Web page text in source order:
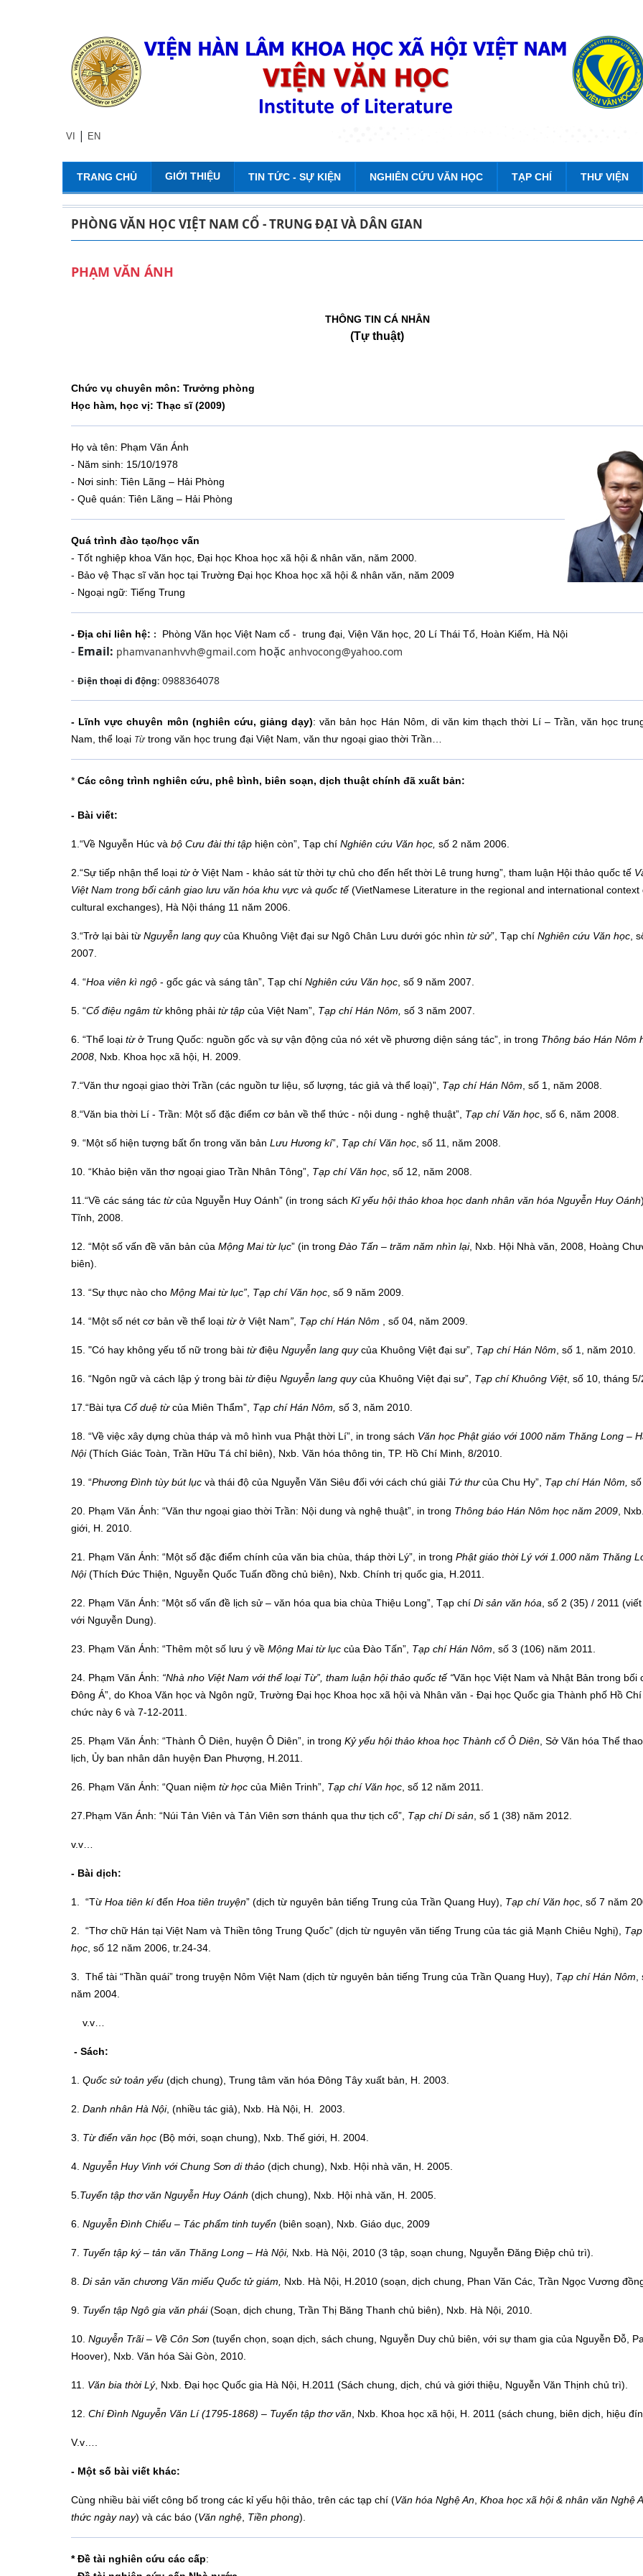
VI | EN
TRANG CHỦ GIỚI THIỆU TIN TỨC - SỰ KIỆN NGHIÊN CỨU VĂN HỌC TẠP CHÍ THƯ VIỆN
PHÒNG VĂN HỌC VIỆT NAM CỔ - TRUNG ĐẠI VÀ DÂN GIAN
PHẠM VĂN ÁNH
THÔNG TIN CÁ NHÂN
(Tự thuật)
Chức vụ chuyên môn: Trưởng phòng
Học hàm, học vị: Thạc sĩ (2009)
Họ và tên: Phạm Văn Ánh
- Năm sinh: 15/10/1978
- Nơi sinh: Tiên Lãng – Hải Phòng
- Quê quán: Tiên Lãng – Hải Phòng
Quá trình đào tạo/học vấn
- Tốt nghiệp khoa Văn học, Đại học Khoa học xã hội & nhân văn, năm 2000.
- Bảo vệ Thạc sĩ văn học tại Trường Đại học Khoa học xã hội & nhân văn, năm 2009
- Ngoại ngữ: Tiếng Trung
- Địa chỉ liên hệ: : Phòng Văn học Việt Nam cổ - trung đại, Viện Văn học, 20 Lí Thái Tổ, Hoàn Kiếm, Hà Nội
- Email: phamvananhvvh@gmail.com hoặc anhvocong@yahoo.com
- Điện thoại di động: 0988364078
- Lĩnh vực chuyên môn (nghiên cứu, giảng dạy):văn bản học Hán Nôm, di văn kim thạch thời Lí – Trần, văn học
Nam, thể loại Từtrong văn học trung đại Việt Nam, văn thư ngoại giao thời Trần…
* Các công trình nghiên cứu, phê bình, biên soạn, dịch thuật chính đã xuất bản:
- Bài viết:
1.“Về Nguyễn Húc và bộ Cưu đài thi tập hiện còn”, Tạp chí Nghiên cứu Văn học, số 2 năm 2006.
2.“Sự tiếp nhận thể loại từở Việt Nam - khảo sát từ thời tự chủ cho đến hết thời Lê trung hưng”, tham luận Hội thảo quốc tế
Việt Nam trong bối cảnh giao lưu văn hóa khu vực và quốc tế(VietNamese Literature in the regional and international context
cultural exchanges), Hà Nội tháng 11 năm 2006.
3.“Trở lại bài từ Nguyễn lang quycủa Khuông Việt đại sư Ngô Chân Lưu dưới góc nhìn từ sử”, Tạp chí Nghiên cứu Văn học ,
2007.
4. “Hoa viên kì ngộ - gốc gác và sáng tân”, Tạp chí Nghiên cứu Văn học , số 9 năm 2007.
5. “Cổ điệu ngâm từkhông phải từ tập của Việt Nam”, Tạp chí Hán Nôm, số 3 năm 2007.
6. “Thể loại từở Trung Quốc: nguồn gốc và sự vận động của nó xét về phương diện sáng tác”, in trong Thông báo Hán Nôm
2008 , Nxb. Khoa học xã hội, H. 2009.
7.“Văn thư ngoại giao thời Trần (các nguồn tư liệu, số lượng, tác giả và thể loại)”, Tạp chí Hán Nôm , số 1, năm 2008.
8.“Văn bia thời Lí - Trần: Một số đặc điểm cơ bản về thể thức - nội dung - nghệ thuật”, Tạp chí Văn học , số 6, năm 2008.
9. “Một số hiện tượng bất ổn trong văn bản Lưu Hương kí”, Tạp chí Văn học , số 11, năm 2008.
10. “Khảo biện văn thơ ngoại giao Trần Nhân Tông”, Tạp chí Văn học , số 12, năm 2008.
11.“Về các sáng tác từcủa Nguyễn Huy Oánh” (in trong sách Kỉ yếu hội thảo khoa học danh nhân văn hóa Nguyễn Huy Oánh
Tĩnh, 2008.
12. “Một số vấn đề văn bản của Mộng Mai từ lục” (in trong Đào Tấn – trăm năm nhìn lại, Nxb. Hội Nhà văn, 2008, Hoàng
biên).
13. “Sự thực nào cho Mộng Mai từ lục” Tạp chí Văn học , số 9 năm 2009.
14. “Một số nét cơ bản về thể loại từở Việt Nam” Tạp chí Hán Nôm , số 04, năm 2009.
15. "Có hay không yếu tố nữ trong bài từđiệu Nguyễn lang quycủa Khuông Việt đại sư”, Tạp chí Hán Nôm , số 1, năm 2010.
16. “Ngôn ngữ và cách lập ý trong bài từđiệu Nguyễn lang quycủa Khuông Việt đại sư”, Tạp chí Khuông Việt, số 10, tháng 5/
17.“Bài tựa Cổ duệ từcủa Miên Thẩm”, Tạp chí Hán Nôm, số 3, năm 2010.
18. “Về việc xây dựng chùa tháp và mô hình vua Phật thời Lí”, in trong sách Văn học Phật giáo với 1000 năm Thăng Long –
Nội(Thích Giác Toàn, Trần Hữu Tá chỉ biên), Nxb. Văn hóa thông tin, TP. Hồ Chí Minh, 8/2010.
19. “Phương Đình tùy bút lục và thái độ của Nguyễn Văn Siêu đối với cách chú giải Tứ thưcủa Chu Hy”, Tạp chí Hán Nôm,
20. Phạm Văn Ánh: “Văn thư ngoại giao thời Trần: Nội dung và nghệ thuật”, in trong Thông báo Hán Nôm học năm 2009 ,
giới, H. 2010.
21. Phạm Văn Ánh: “Một số đặc điểm chính của văn bia chùa, tháp thời Lý”, in trong Phật giáo thời Lý với 1.000 năm Thăng
Nội(Thích Đức Thiện, Nguyễn Quốc Tuấn đồng chủ biên), Nxb. Chính trị quốc gia, H.2011.
22. Phạm Văn Ánh: “Một số vấn đề lịch sử – văn hóa qua bia chùa Thiệu Long”, Tạp chí Di sản văn hóa , số 2 (35) / 2011
với Nguyễn Dung).
23. Phạm Văn Ánh: “Thêm một số lưu ý về Mộng Mai từ lục của Đào Tấn”, Tạp chí Hán Nôm , số 3 (106) năm 2011.
24. Phạm Văn Ánh: “Nhà nho Việt Nam với thể loại Từ”, tham luận hội thảo quốc tế “Văn học Việt Nam và Nhật Bản trong bối
Đông Á”, do Khoa Văn học và Ngôn ngữ, Trường Đại học Khoa học xã hội và Nhân văn - Đại học Quốc gia Thành phố Hồ
chức này 6 và 7-12-2011.
25. Phạm Văn Ánh: “Thành Ô Diên, huyện Ô Diên”, in trong Kỷ yếu hội thảo khoa học Thành cổ Ô Diên , Sở Văn hóa Thể
lịch, Ủy ban nhân dân huyện Đan Phượng, H.2011.
26. Phạm Văn Ánh: “Quan niệm từ học của Miên Trinh”, Tạp chí Văn học , số 12 năm 2011.
27.Phạm Văn Ánh: “Núi Tản Viên và Tản Viên sơn thánh qua thư tịch cổ”, Tạp chí Di sản , số 1 (38) năm 2012.
v.v…
- Bài dịch:
1. “Từ Hoa tiên kíđến Hoa tiên truyện” (dịch từ nguyên bản tiếng Trung của Trần Quang Huy), Tạp chí Văn học , số 7 năm
2. “Thơ chữ Hán tại Việt Nam và Thiền tông Trung Quốc” (dịch từ nguyên văn tiếng Trung của tác giả Mạnh Chiêu Nghị),
học , số 12 năm 2006, tr.24-34.
3. Thể tài “Thần quái” trong truyện Nôm Việt Nam (dịch từ nguyên bản tiếng Trung của Trần Quang Huy), Tạp chí Hán Nôm
năm 2004.
v.v…
- Sách:
1. Quốc sử toản yếu (dịch chung), Trung tâm văn hóa Đông Tây xuất bản, H. 2003.
2. Danh nhân Hà Nội, (nhiều tác giả), Nxb. Hà Nội, H. 2003.
3. Từđiển văn học (Bộ mới, soạn chung), Nxb. Thế giới, H. 2004.
4. Nguyễn Huy Vinh với Chung Sơn di thảo (dịch chung), Nxb. Hội nhà văn, H. 2005.
5. Tuyển tập thơ văn Nguyễn Huy Oánh (dịch chung), Nxb. Hội nhà văn, H. 2005.
6. Nguyễn Đình Chiểu – Tác phẩm tinh tuyển (biên soạn), Nxb. Giáo dục, 2009
7. Tuyển tập ký – tản văn Thăng Long – Hà Nội, Nxb. Hà Nội, 2010 (3 tập, soạn chung, Nguyễn Đăng Điệp chủ trì).
8. Di sản văn chương Văn miếu Quốc tử giám, Nxb. Hà Nội, H.2010 (soạn, dịch chung, Phan Văn Các, Trần Ngọc Vương
9. Tuyển tập Ngô gia văn phái(Soạn, dịch chung, Trần Thị Băng Thanh chủ biên), Nxb. Hà Nội, 2010.
10. Nguyễn Trãi – Về Côn Sơn (tuyển chọn, soạn dịch, sách chung, Nguyễn Duy chủ biên, với sự tham gia của Nguyễn Đỗ,
Hoover), Nxb. Văn hóa Sài Gòn, 2010.
11. Văn bia thời Lý, Nxb. Đại học Quốc gia Hà Nội, H.2011 (Sách chung, dịch, chú và giới thiệu, Nguyễn Văn Thịnh chủ trì).
12. Chí Đình Nguyễn Văn Lí (1795-1868) – Tuyển tập thơ văn , Nxb. Khoa học xã hội, H. 2011 (sách chung, biên dịch, hiệu
V.v….
- Một số bài viết khác:
Cùng nhiều bài viết công bố trong các kỉ yếu hội thảo, trên các tạp chí (Văn hóa Nghệ An Khoa học xã hội & nhân văn Nghệ
thức ngày nay) và các báo (Văn nghệ Tiền phong).
* Đề tài nghiên cứu các cấp: